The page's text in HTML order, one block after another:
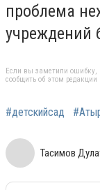
проблема
учреждений
Если вы заметили ошибку,
сообщить об этом редакции
#детскийсад
Тасимов